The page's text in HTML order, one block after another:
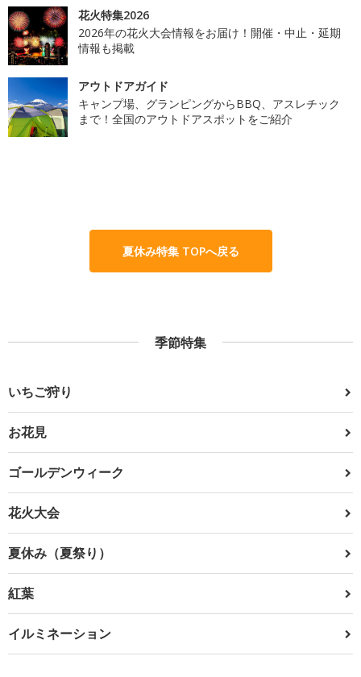
花火特集2026
2026年の花火大会情報をお届け！開催・中止・延期
情報も掲載
アウトドアガイド
キャンプ場、グランピングからBBQ、アスレチック
まで！全国のアウトドアスポットをご紹介
夏休み特集 TOPへ戻る
季節特集
いちご狩り
お花見
ゴールデンウィーク
花火大会
夏休み（夏祭り）
紅葉
イルミネーション